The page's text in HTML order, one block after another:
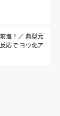
進！／ 典型元
応で ヨウ化ア